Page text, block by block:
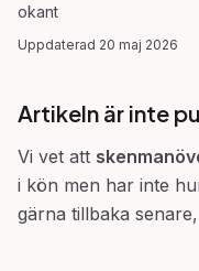
okant
Uppdaterad 20 maj 2026
Artikeln är inte
Vi vet att
i kön men har inte
gärna tillbaka